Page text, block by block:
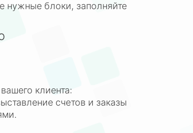
нужные блоки, заполняйте
клиента:
счетов и заказы